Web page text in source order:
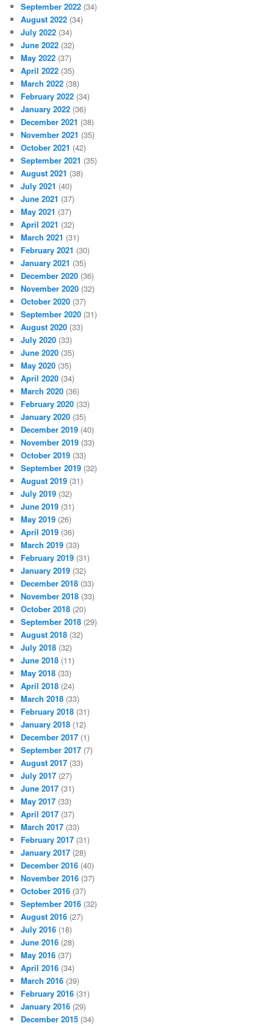
September 2022 (34)
August 2022 (34)
July 2022 (34)
June 2022 (32)
May 2022 (37)
April 2022 (35)
March 2022 (38)
February 2022 (34)
January 2022 (36)
December 2021 (38)
November 2021 (35)
October 2021 (42)
September 2021 (35)
August 2021 (38)
July 2021 (40)
June 2021 (37)
May 2021 (37)
April 2021 (32)
March 2021 (31)
February 2021 (30)
January 2021 (35)
December 2020 (36)
November 2020 (32)
October 2020 (37)
September 2020 (31)
August 2020 (33)
July 2020 (33)
June 2020 (35)
May 2020 (35)
April 2020 (34)
March 2020 (36)
February 2020 (33)
January 2020 (35)
December 2019 (40)
November 2019 (33)
October 2019 (33)
September 2019 (32)
August 2019 (31)
July 2019 (32)
June 2019 (31)
May 2019 (26)
April 2019 (36)
March 2019 (33)
February 2019 (31)
January 2019 (32)
December 2018 (33)
November 2018 (33)
October 2018 (20)
September 2018 (29)
August 2018 (32)
July 2018 (32)
June 2018 (11)
May 2018 (33)
April 2018 (24)
March 2018 (33)
February 2018 (31)
January 2018 (12)
December 2017 (1)
September 2017 (7)
August 2017 (33)
July 2017 (27)
June 2017 (31)
May 2017 (33)
April 2017 (37)
March 2017 (33)
February 2017 (31)
January 2017 (28)
December 2016 (40)
November 2016 (37)
October 2016 (37)
September 2016 (32)
August 2016 (27)
July 2016 (18)
June 2016 (28)
May 2016 (37)
April 2016 (34)
March 2016 (39)
February 2016 (31)
January 2016 (29)
December 2015 (34)